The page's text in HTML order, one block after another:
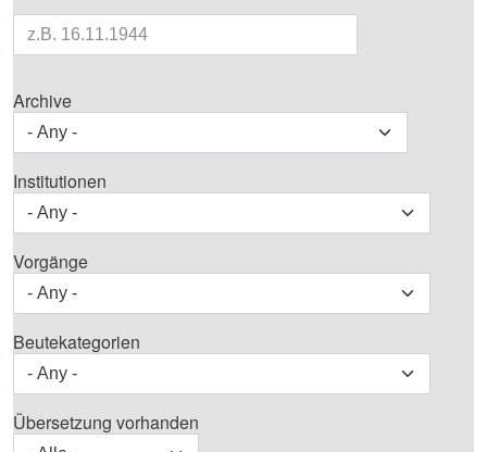
Archive
Institutionen
Vorgänge
Beutekategorien
Übersetzung vorhanden